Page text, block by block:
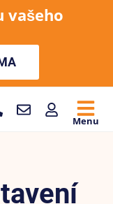
vašeho
Menu